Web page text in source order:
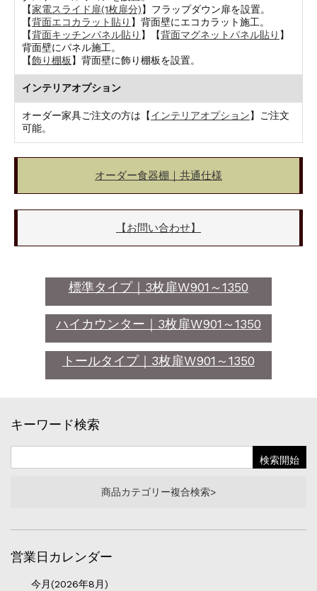
【家電スライド扉(1枚扉分)】フラップダウン扉を設置。
【背面エコカラット貼り 】背面壁にエコカラット施工。
【背面キッチンパネル貼り 】【背面マグネットパネル貼り 】
背面壁にパネル施工。
【飾り棚板 】背面壁に飾り棚板を設置。
インテリアオプション
オーダー家具ご注文の方は【インテリアオプション】ご注文
可能。
オーダー食器棚｜共通仕様
【お問い合わせ】
標準タイプ｜3枚扉W901～1350
ハイカウンター｜3枚扉W901～1350
トールタイプ｜3枚扉W901～1350
キーワード検索
商品カテゴリー複合検索>
営業日カレンダー
今月(2026年8月)